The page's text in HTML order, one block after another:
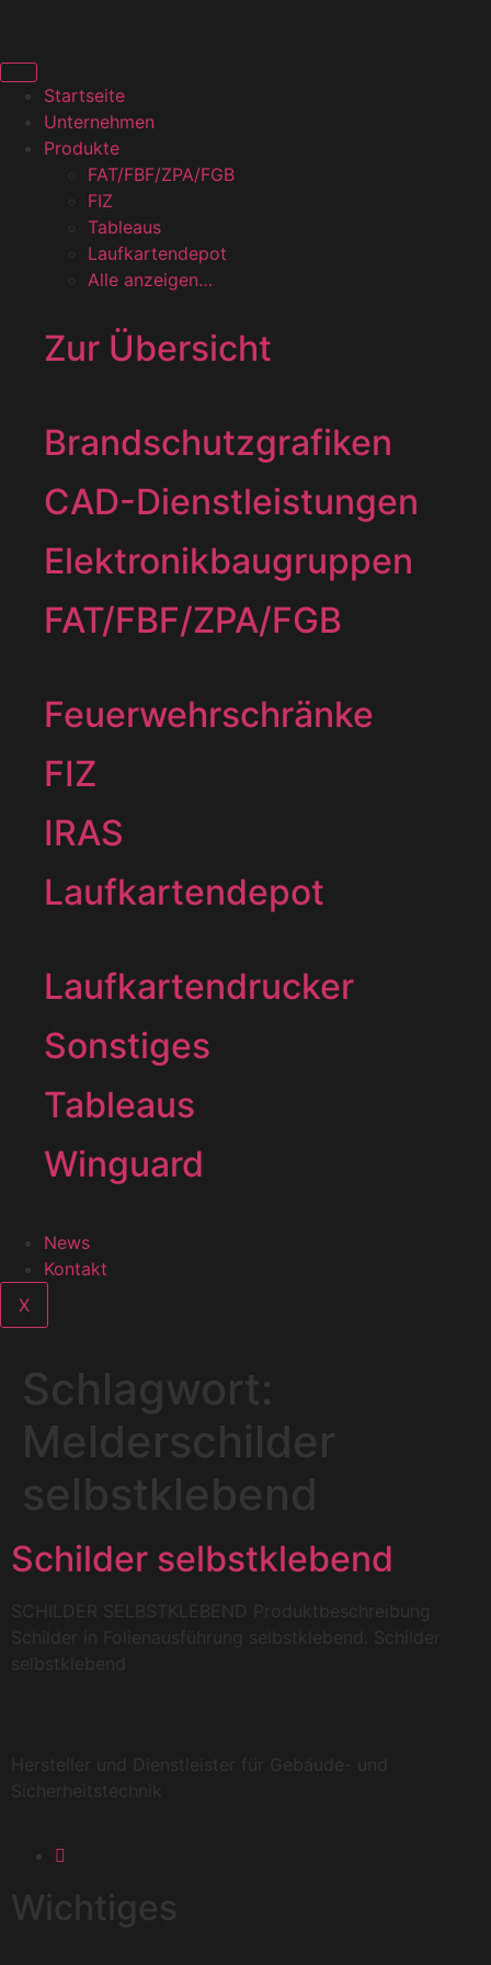
Startseite
Unternehmen
Produkte
FAT/FBF/ZPA/FGB
FIZ
Tableaus
Laufkartendepot
Alle anzeigen…
Zur Übersicht
Brandschutzgrafiken
CAD-Dienstleistungen
Elektronikbaugruppen
FAT/FBF/ZPA/FGB
Feuerwehrschränke
FIZ
IRAS
Laufkartendepot
Laufkartendrucker
Sonstiges
Tableaus
Winguard
News
Kontakt
X
Schlagwort:
Melderschilder
selbstklebend
Schilder selbstklebend
SCHILDER SELBSTKLEBEND Produktbeschreibung
Schilder in Folienausführung selbstklebend. Schilder
selbstklebend
Hersteller und Dienstleister für Gebäude- und
Sicherheitstechnik
Wichtiges